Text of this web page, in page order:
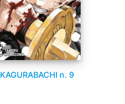
KAGURABACHI n. 9